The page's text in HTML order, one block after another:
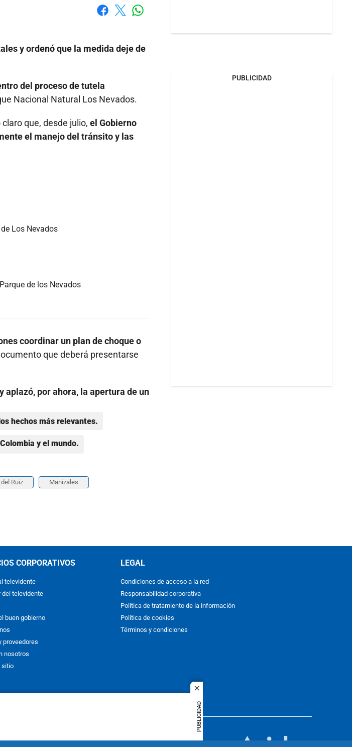
close
PUBLICIDAD
y ordenó que la medida deje de
del proceso de tutela
Nacional Natural Los Nevados.
que, desde julio, el Gobierno
el manejo del tránsito y las
Los Nevados
de los Nevados
coordinar un plan de choque o
que deberá presentarse
por ahora, la apertura de un
hechos más relevantes.
y el mundo.
Ruiz Manizales
PUBLICIDAD
CORPORATIVOS
televidente
del televidente
buen gobierno
proveedores
nosotros
sitio
LEGAL
Condiciones de acceso a la red
Responsabilidad corporativa
Política de tratamiento de la información
Política de cookies
Términos y condiciones
parcial, así como su traducción a cualquier idioma